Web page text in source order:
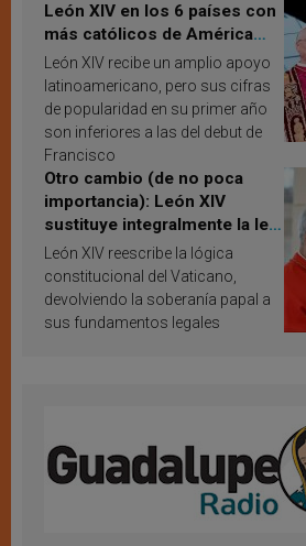
León XIV en los 6 países con
más católicos de América
Latina en 2026? Publican
resultados de investigación
León XIV recibe un amplio apoyo
latinoamericano, pero sus cifras
de popularidad en su primer año
son inferiores a las del debut de
Francisco
Otro cambio (de no poca
importancia): León XIV
sustituye integralmente la ley
vaticana de Papa Francisco
León XIV reescribe la lógica
constitucional del Vaticano,
devolviendo la soberanía papal a
sus fundamentos legales